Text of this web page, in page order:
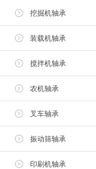
挖掘机轴承
装载机轴承
搅拌机轴承
农机轴承
叉车轴承
振动筛轴承
印刷机轴承